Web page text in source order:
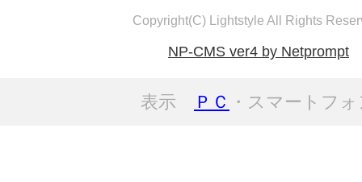
Copyright(C) Lightstyle All Rights
NP-CMS ver4 by Netprompt
表示 ＰＣ ・スマートフ